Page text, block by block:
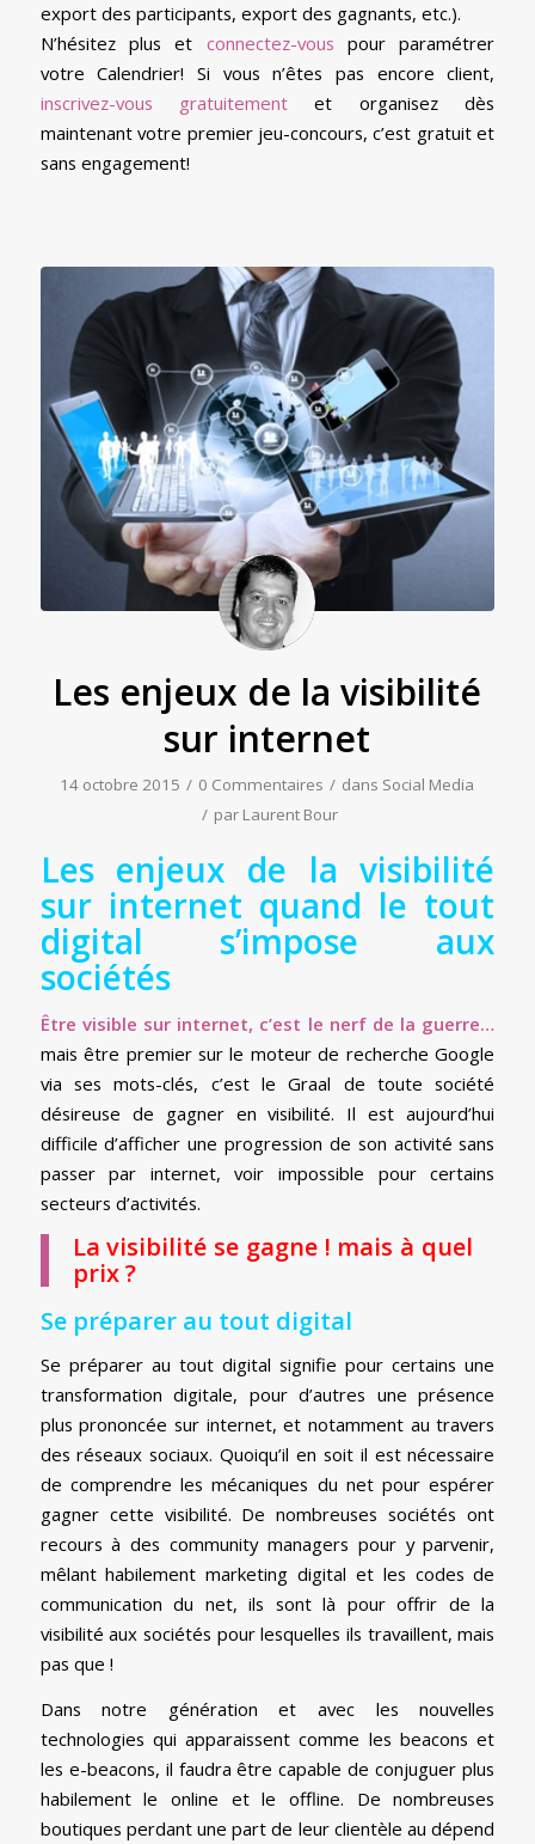
export des participants, export des gagnants, etc.).
N’hésitez plus et connectez-vous pour paramétrer
votre Calendrier! Si vous n’êtes pas encore client,
inscrivez-vous gratuitement et organisez dès
maintenant votre premier jeu-concours, c’est gratuit et
sans engagement!
Les enjeux de la visibilité
sur internet
14 octobre 2015 / 0 Commentaires / dans Social Media
/ par Laurent Bour
Les enjeux de la visibilité
sur internet quand le tout
digital s’impose aux
sociétés
Être visible sur internet, c’est le nerf de la guerre…
mais être premier sur le moteur de recherche Google
via ses mots-clés, c’est le Graal de toute société
désireuse de gagner en visibilité. Il est aujourd’hui
difficile d’afficher une progression de son activité sans
passer par internet, voir impossible pour certains
secteurs d’activités.
La visibilité se gagne ! mais à quel
prix ?
Se préparer au tout digital
Se préparer au tout digital signifie pour certains une
transformation digitale, pour d’autres une présence
plus prononcée sur internet, et notamment au travers
des réseaux sociaux. Quoiqu’il en soit il est nécessaire
de comprendre les mécaniques du net pour espérer
gagner cette visibilité. De nombreuses sociétés ont
recours à des community managers pour y parvenir,
mêlant habilement marketing digital et les codes de
communication du net, ils sont là pour offrir de la
visibilité aux sociétés pour lesquelles ils travaillent, mais
pas que !
Dans notre génération et avec les nouvelles
technologies qui apparaissent comme les beacons et
les e-beacons, il faudra être capable de conjuguer plus
habilement le online et le offline. De nombreuses
boutiques perdant une part de leur clientèle au dépend